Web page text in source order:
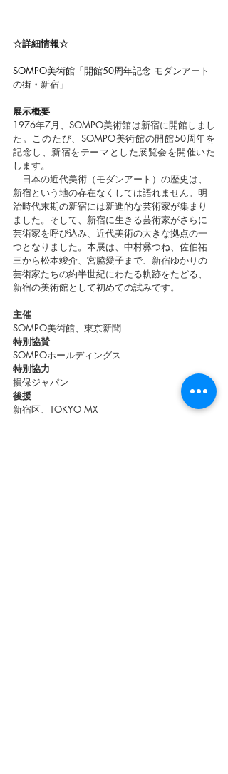
☆詳細情報☆
SOMPO美術館 「開館50周年記念 モダンアート
の街・新宿 」
展示概要
1976年7月、SOMPO美術館は新宿に開館しまし
た。このたび、SOMPO美術館の開館50周年を
記念し、新宿をテーマとした展覧会を開催いた
します。
日本の近代美術（モダンアート）の歴史は、
新宿という地の存在なくしては語れません。明
治時代末期の新宿には新進的な芸術家が集まり
ました。そして、新宿に生きる芸術家がさらに
芸術家を呼び込み、近代美術の大きな拠点の一
つとなりました。本展は、中村彝つね、佐伯祐
三から松本竣介、宮脇愛子まで、新宿ゆかりの
芸術家たちの約半世紀にわたる軌跡をたどる、
新宿の美術館として初めての試みです。
主催
SOMPO美術館、東京新聞
特別協賛
SOMPOホールディングス
特別協力
損保ジャパン
後援
新宿区、TOKYO MX